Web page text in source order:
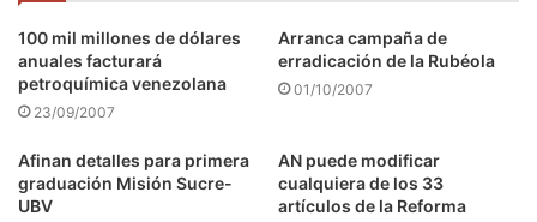
100 mil millones de dólares
anuales facturará
petroquímica venezolana
23/09/2007
Arranca campaña de
erradicación de la Rubéola
01/10/2007
Afinan detalles para primera
graduación Misión Sucre-
UBV
AN puede modificar
cualquiera de los 33
artículos de la Reforma